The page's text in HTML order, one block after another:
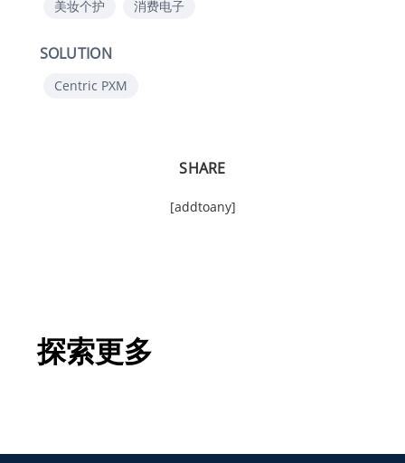
美妆个护 消费电子
SOLUTION
Centric PXM
SHARE
[addtoany]
探索更多